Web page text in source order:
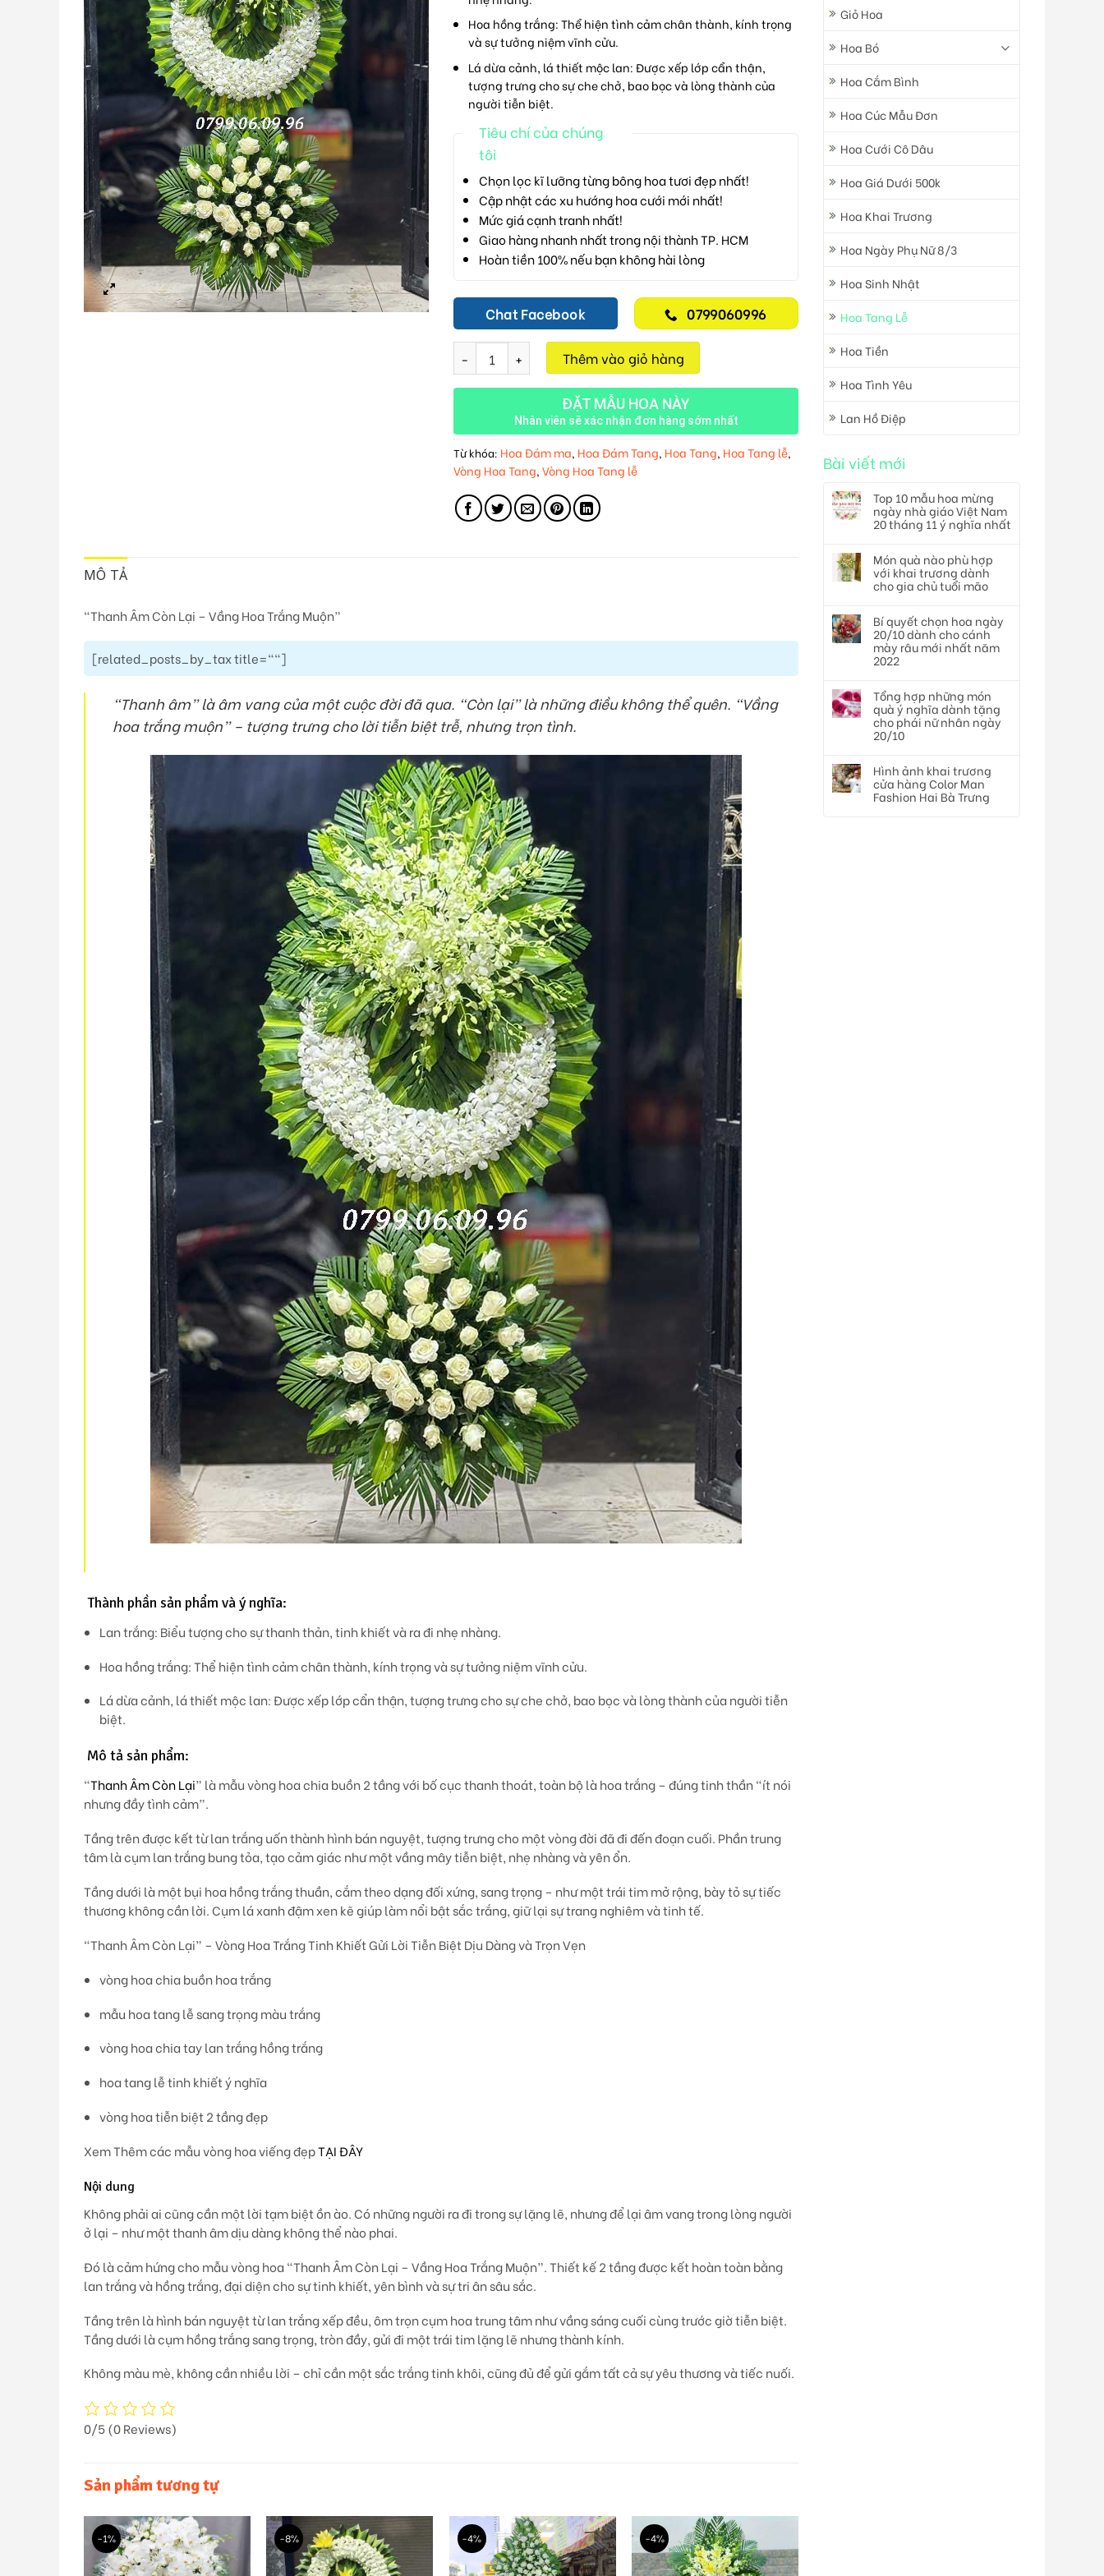
Giỏ Hoa
Hoa Bó
Hoa Cắm Bình
Hoa Cúc Mẫu Đơn
Hoa Cưới Cô Dâu
Hoa Giá Dưới 500k
Hoa Khai Trương
Hoa Ngày Phụ Nữ 8/3
Hoa Sinh Nhật
Hoa Tang Lễ
Hoa Tiền
Hoa Tình Yêu
Lan Hồ Điệp
Bài viết mới
Top 10 mẫu hoa mừng
ngày nhà giáo Việt Nam
20 tháng 11 ý nghĩa nhất
Món quà nào phù hợp
với khai trương dành
cho gia chủ tuổi mão
Bí quyết chọn hoa ngày
20/10 dành cho cánh
mày râu mới nhất năm
2022
Tổng hợp những món
quà ý nghĩa dành tặng
cho phái nữ nhân ngày
20/10
Hình ảnh khai trương
cửa hàng Color Man
Fashion Hai Bà Trưng
Hoa hồng trắng:Thể hiện tình cảm chân thành, kính trọng
và sự tưởng niệm vĩnh cửu.
Lá dừa cảnh, lá thiết mộc lan:Được xếp lớp cẩn thận,
tượng trưng cho sự che chở, bao bọc và lòng thành của
người tiễn biệt.
Tiêu chí của chúng
tôi
Chọn lọc kĩ lưỡng từng bông hoa tươi đẹp nhất!
Cập nhật các xu hướng hoa cưới mới nhất!
Mức giá cạnh tranh nhất!
Giao hàng nhanh nhất trong nội thành TP. HCM
Hoàn tiền 100% nếu bạn không hài lòng
Chat Facebook 0799060996
Vầng Hoa Trắng Muộn M119 số lượng
Thêm vào giỏ hàng
ĐẶT MẪU HOA NÀY
Nhân viên sẽ xác nhận đơn hàng sớm nhất
Từ khóa: Hoa Đám ma, Hoa Đám Tang, Hoa Tang, Hoa Tang lễ,
Vòng Hoa Tang, Vòng Hoa Tang lễ
MÔ TẢ
“Thanh Âm Còn Lại – Vầng Hoa Trắng Muộn”
[related_posts_by_tax title=""]
“Thanh âm” là âm vang của một cuộc đời đã qua. “Còn lại” là những điều không thể quên. “Vầng
hoa trắng muộn” – tượng trưng cho lời tiễn biệt trễ, nhưng trọn tình.
Thành phần sản phẩm và ý nghĩa:
Lan trắng: Biểu tượng cho sự thanh thản, tinh khiết và ra đi nhẹ nhàng.
Hoa hồng trắng:Thể hiện tình cảm chân thành, kính trọng và sự tưởng niệm vĩnh cửu.
Lá dừa cảnh, lá thiết mộc lan:Được xếp lớp cẩn thận, tượng trưng cho sự che chở, bao bọc và lòng thành của người tiễn
biệt.
Mô tả sản phẩm:
“Thanh Âm Còn Lại” là mẫu vòng hoa chia buồn2 tầngvới bố cục thanh thoát,toàn bộ là hoa trắng– đúng tinh thần “ít nói
nhưng đầy tình cảm”.
Tầng trên được kết từlan trắng uốn thành hình bán nguyệt, tượng trưng cho một vòng đời đã đi đến đoạn cuối. Phần trung
tâm là cụm lan trắng bung tỏa, tạo cảm giác như mộtvầng mây tiễn biệt, nhẹ nhàng và yên ổn.
Tầng dưới làmột bụi hoa hồng trắng thuần, cắm theo dạng đối xứng, sang trọng – như mộttrái tim mở rộng, bày tỏ sự tiếc
thương không cần lời. Cụm lá xanh đậm xen kẽ giúp làm nổi bật sắc trắng, giữ lại sự trang nghiêm và tinh tế.
“Thanh Âm Còn Lại” – Vòng Hoa Trắng Tinh Khiết Gửi Lời Tiễn Biệt Dịu Dàng và Trọn Vẹn
vòng hoa chia buồn hoa trắng
mẫu hoa tang lễ sang trọng màu trắng
vòng hoa chia tay lan trắng hồng trắng
hoa tang lễ tinh khiết ý nghĩa
vòng hoa tiễn biệt 2 tầng đẹp
Xem Thêm các mẫu vòng hoa viếng đẹpTẠI ĐÂY
Nội dung
Không phải ai cũng cần một lời tạm biệt ồn ào. Có những người ra đi trong sự lặng lẽ, nhưng để lạiâm vang trong lòng người
ở lại – như một thanh âm dịu dàng không thể nào phai.
Đó là cảm hứng cho mẫu vòng hoa“Thanh Âm Còn Lại – Vầng Hoa Trắng Muộn”. Thiết kế 2 tầng được kết hoàn toàn bằng
lan trắng và hồng trắng, đại diện cho sự tinh khiết, yên bình và sự tri ân sâu sắc.
Tầng trên là hình bán nguyệt từlan trắng xếp đều, ôm trọn cụm hoa trung tâm nhưvầng sáng cuối cùng trước giờ tiễn biệt.
Tầng dưới là cụmhồng trắng sang trọng, tròn đầy, gửi đi mộttrái tim lặng lẽ nhưng thành kính.
Không màu mè, không cần nhiều lời – chỉ cần một sắc trắng tinh khôi, cũng đủ đểgửi gắm tất cả sự yêu thương và tiếc nuối.
0/5(0 Reviews)
Sản phẩm tương tự
-1% -8% -4% -4%